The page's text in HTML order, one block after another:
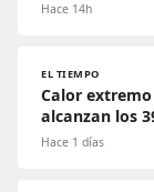
Hace 14h
EL TIEMPO
Calor
alcanzan los
Hace 1 días